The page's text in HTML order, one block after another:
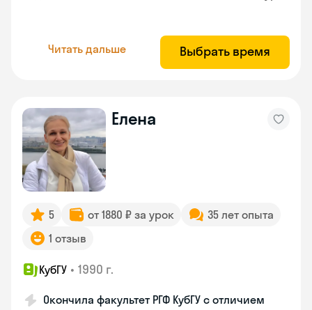
Читать дальше Выбрать время
Елена
5 от 1880 ₽ за урок
35 лет опыта
1 отзыв
КубГУ • 1990 г.
Окончила факультет РГФ КубГУ с отличием